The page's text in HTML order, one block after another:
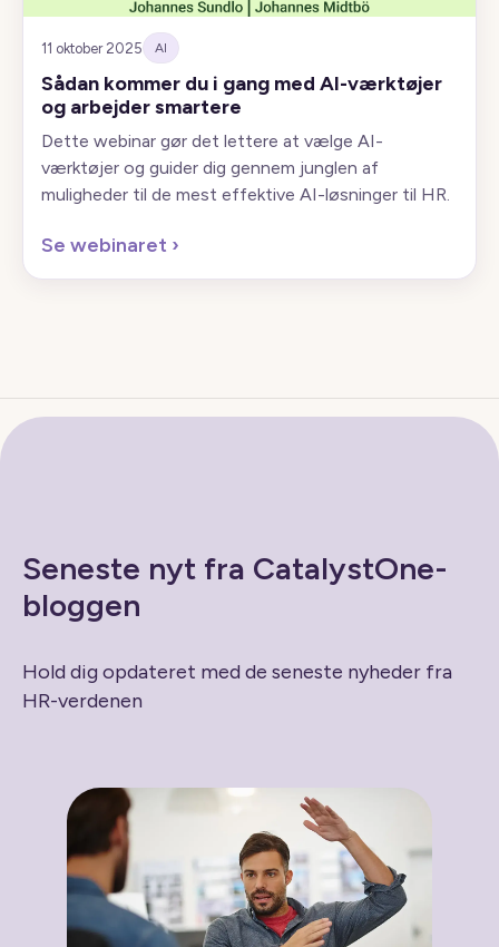
11 oktober 2025 AI
Sådan kommer du i gang med AI-værktøjer
og arbejder smartere
Dette webinar gør det lettere at vælge AI-
værktøjer og guider dig gennem junglen af
muligheder til de mest effektive AI-løsninger til HR.
Se webinaret ›
Seneste nyt fra CatalystOne-
bloggen
Hold dig opdateret med de seneste nyheder fra
HR-verdenen